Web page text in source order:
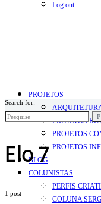
Log out
PROJETOS
PROJETOS
PROJETOS
PROJETOS
BLOG
COLUNISTAS
PERFIS
COLUNA
Search for:
Elo 7
1 post